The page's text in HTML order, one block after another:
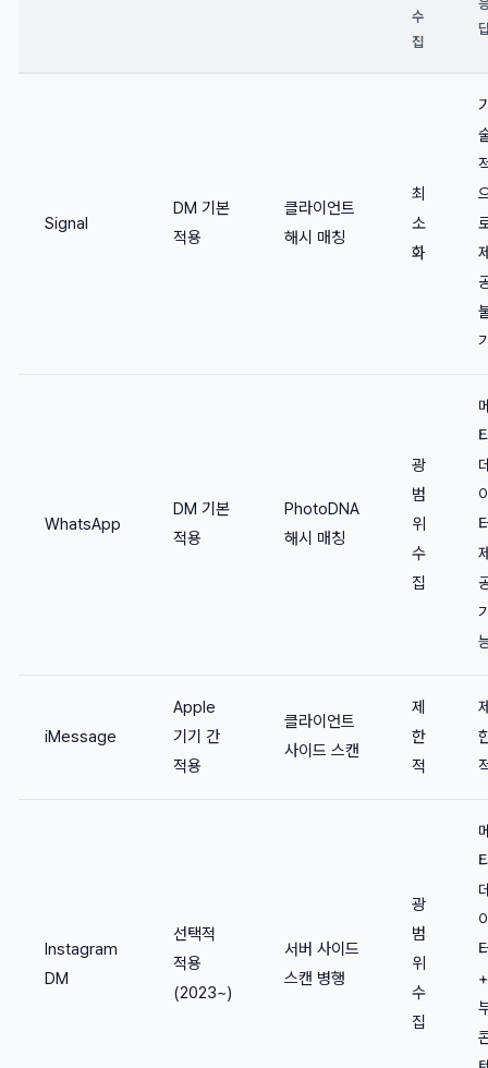
수
집
Signal
DM 기본
적용
클라이언트
해시 매칭
최
소
화
WhatsApp
DM 기본
적용
PhotoDNA
해시 매칭
광
범
위
수
집
iMessage
Apple
기기 간
적용
클라이언트
사이드 스캔
제
한
적
Instagram
DM
선택적
적용
(2023~)
서버 사이드
스캔 병행
광
범
위
수
집